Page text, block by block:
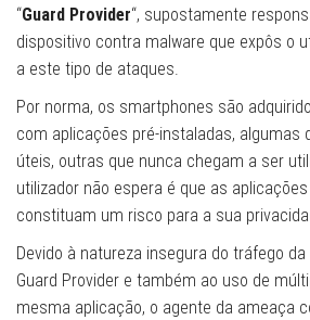
“Guard Provider“, supostamente
dispositivo contra malware que expôs o
a este tipo de ataques.
Por norma, os smartphones são
com aplicações pré-instaladas, algumas
úteis, outras que nunca chegam a ser
utilizador não espera é que as
constituam um risco para a sua
Devido à natureza insegura do tráfego
Guard Provider e também ao uso de
mesma aplicação, o agente da ameaça